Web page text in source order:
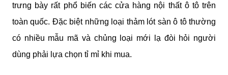
trưng bày rất phổ biến các cửa hàng nội thất ô tô trên
toàn quốc. Đặc biệt những loại thảm lót sàn ô tô thường
có nhiều mẫu mã và chủng loại mới lạ đòi hỏi người
dùng phải lựa chọn tỉ mỉ khi mua.